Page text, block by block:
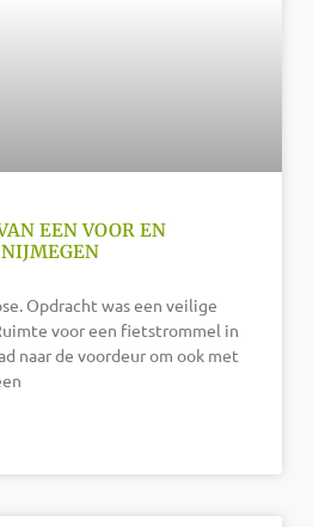
EEN VOOR EN
Opdracht was een veilige
voor een fietstrommel in
naar de voordeur om ook met